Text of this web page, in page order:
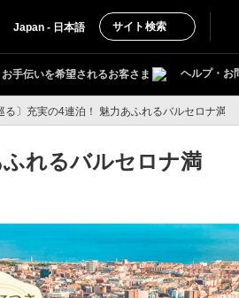
Japan - 日本語 サイト検索
お手伝いを希望されるお客さま ヘルプ・お
る〕充実の4連泊！ 魅力あふれるバルセロナ満喫
ふれるバルセロナ満